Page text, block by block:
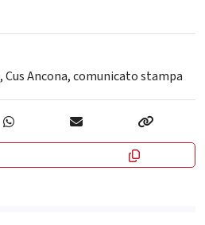
,Cus Ancona,comunicato stampa